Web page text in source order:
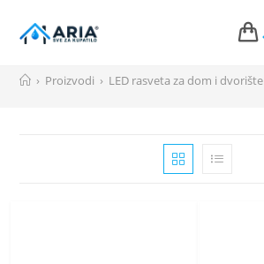
Preskoči
› Proizvodi › LED rasveta za dom i dvorište